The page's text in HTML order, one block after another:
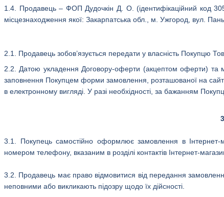
1.4. Продавець – ФОП Дудочкін Д. О. (ідентифікаційний код
місцезнаходження якої: Закарпатська обл., м. Ужгород, вул.
2.1. Продавець зобов’язується передати у власність Покупцю
2.2. Датою укладення Договору-оферти (акцептом оферти) та
заповнення Покупцем форми замовлення, розташованої на
в електронному вигляді. У разі необхідності, за бажанням
3.1. Покупець самостійно оформлює замовлення в
номером телефону, вказаним в розділі контактів Інтернет-
3.2. Продавець має право відмовитися від передання
неповними або викликають підозру щодо їх дійсності.